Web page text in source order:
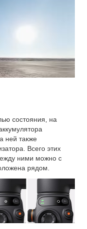
состояния, на
ней также
Всего этих
ними можно с
рядом.